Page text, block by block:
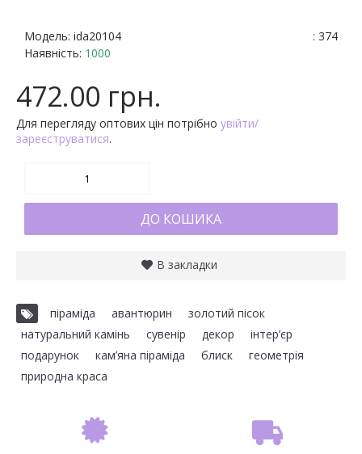
: 374
Модель: ida20104
Наявність: 1000
472.00 грн.
Для перегляду оптових цін потрібно увійти/
зареєструватися.
ДО КОШИКА
В закладки
піраміда авантюрин золотий пісок
натуральний камінь
сувенір декор інтер’єр
подарунок
кам’яна піраміда блиск геометрія
природна краса